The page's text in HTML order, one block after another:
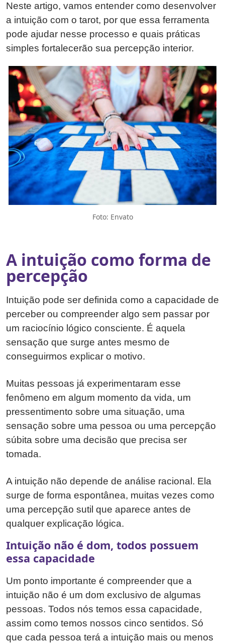
Neste artigo, vamos entender como desenvolver
a intuição com o tarot, por que essa ferramenta
pode ajudar nesse processo e quais práticas
simples fortalecerão sua percepção interior.
Foto: Envato
A intuição como forma de
percepção
Intuição pode ser definida como a capacidade de
perceber ou compreender algo sem passar por
um raciocínio lógico consciente. É aquela
sensação que surge antes mesmo de
conseguirmos explicar o motivo.
Muitas pessoas já experimentaram esse
fenômeno em algum momento da vida, um
pressentimento sobre uma situação, uma
sensação sobre uma pessoa ou uma percepção
súbita sobre uma decisão que precisa ser
tomada.
A intuição não depende de análise racional. Ela
surge de forma espontânea, muitas vezes como
uma percepção sutil que aparece antes de
qualquer explicação lógica.
Intuição não é dom, todos possuem
essa capacidade
Um ponto importante é compreender que a
intuição não é um dom exclusivo de algumas
pessoas. Todos nós temos essa capacidade,
assim como temos nossos cinco sentidos. Só
que cada pessoa terá a intuição mais ou menos